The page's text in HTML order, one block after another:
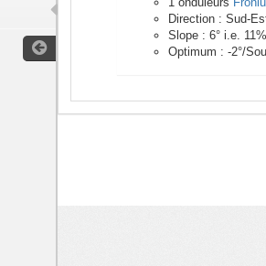
Direction : Sud-
Slope : 6° i.e. 11%
Optimum : -2°/